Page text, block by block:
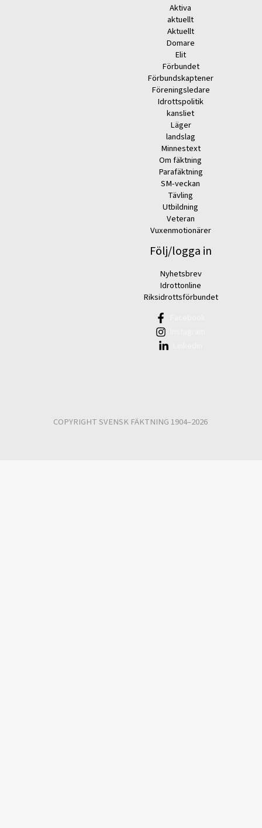
Aktiva
aktuellt
Aktuellt
Domare
Elit
Förbundet
Förbundskaptener
Föreningsledare
Idrottspolitik
kansliet
Läger
landslag
Minnestext
Om fäktning
Parafäktning
SM-veckan
Tävling
Utbildning
Veteran
Vuxenmotionärer
Följ/logga in
Nyhetsbrev
Idrottonline
Riksidrottsförbundet
COPYRIGHT SVENSK FÄKTNING 1904–2026